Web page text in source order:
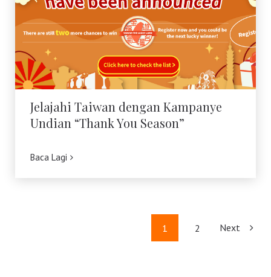
Jelajahi Taiwan dengan Kampanye
Undian “Thank You Season”
Jelajahi Taiwan dengan Kampanye
Undian “Thank You Season”
Baca Lagi
1 2 Next